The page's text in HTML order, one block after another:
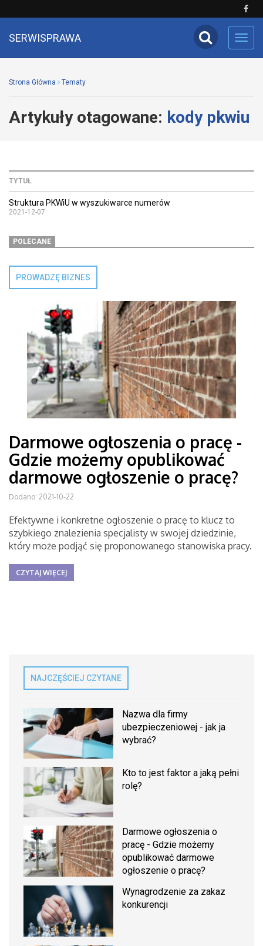
SERWISPRAWA
Strona Główna Tematy
Artykuły otagowane: kody pkwiu
TYTUŁ
Struktura PKWiU w wyszukiwarce numerów
2021-12-07
POLECANE
PROWADZĘ BIZNES
Darmowe ogłoszenia o pracę -
Gdzie możemy opublikować
darmowe ogłoszenie o pracę?
Dodano: 2021-10-22
Efektywne i konkretne ogłoszenie o pracę to klucz to
szybkiego znalezienia specjalisty w swojej dziedzinie,
który może podjąć się proponowanego stanowiska pracy.
CZYTAJ WIĘCEJ
NAJCZĘŚCIEJ CZYTANE
Nazwa dla firmy
ubezpieczeniowej - jak ja
wybrać?
Kto to jest faktor a jaką pełni
rolę?
Darmowe ogłoszenia o
pracę - Gdzie możemy
opublikować darmowe
ogłoszenie o pracę?
Wynagrodzenie za zakaz
konkurencji